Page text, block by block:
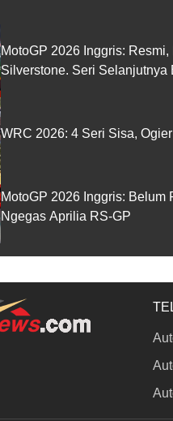
MotoGP 2026 Inggris:
Silverstone. Seri Selanjutnya
WRC 2026: 4 Seri Sisa,
MotoGP 2026 Inggris: Belum
Ngegas Aprilia RS-GP